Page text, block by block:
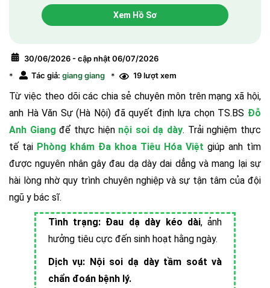
Xem Hồ Sơ
30/06/2026 - cập nhật 06/07/2026
*
Tác giả: giang giang * 19 lượt xem
Từ việc theo dõi các chia sẻ chuyên môn trên mạng xã hội,
anh Hà Văn Sự (Hà Nội) đã quyết định lựa chọn TS.BS Đỗ
Anh Giang để thực hiện nội soi dạ dày. Trải nghiệm thực
tế tại Phòng khám Đa khoa Tiêu Hóa Việt giúp anh tìm
được nguyên nhân gây đau dạ dày dai dẳng và mang lại sự
hài lòng nhờ quy trình chuyên nghiệp và sự tận tâm của đội
ngũ y bác sĩ.
Tình trạng: Đau dạ dày kéo dài, ảnh
hưởng tiêu cực đến sinh hoạt hằng ngày.
Dịch vụ: Nội soi dạ dày tầm soát và
chẩn đoán bệnh lý.